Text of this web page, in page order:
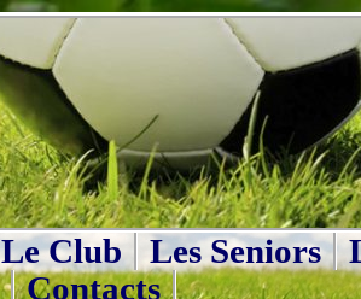
Le Club Les Seniors
Contacts